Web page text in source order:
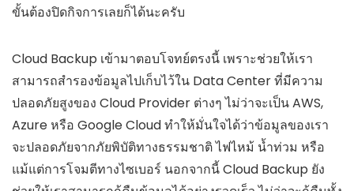
ขั้นต้องปิดกิจการเลยก็ได้นะครับ
Cloud Backup เข้ามาตอบโจทย์ตรงนี้ เพราะช่วยให้เรา
สามารถสำรองข้อมูลไปเก็บไว้ใน Data Center ที่มีความ
ปลอดภัยสูงของ Cloud Provider ต่างๆ ไม่ว่าจะเป็น AWS,
Azure หรือ Google Cloud ทำให้มั่นใจได้ว่าข้อมูลของเรา
จะปลอดภัยจากภัยพิบัติทางธรรมชาติ ไฟไหม้ น้ำท่วม หรือ
แม้แต่การโจมตีทางไซเบอร์ นอกจากนี้ Cloud Backup ยัง